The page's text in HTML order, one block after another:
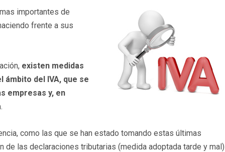
importantes de
frente a sus
existen medidas
del IVA, que se
empresas y, en
.
como las que se han estado tomando estas últimas
las declaraciones tributarias (medida adoptada tarde y mal)